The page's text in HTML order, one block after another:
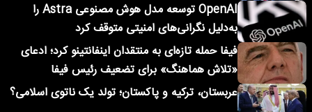
OpenAI توسعه مدل هوش مصنوعی Astra را
به‌دلیل نگرانی‌های امنیتی متوقف کرد
فیفا حمله تازه‌ای به منتقدان اینفانتینو کرد؛ ادعای
«تلاش هماهنگ» برای تضعیف رئیس فیفا
عربستان، ترکیه و پاکستان؛ تولد یک ناتوی اسلامی؟